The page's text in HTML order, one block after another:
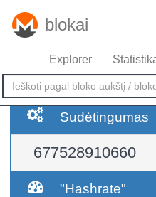
blokai
Explorer
Sudėtingumas
677528910660
"Hashrate"